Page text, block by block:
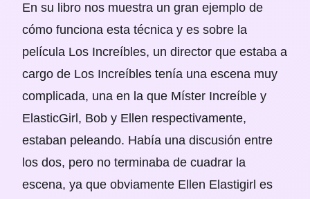
En su libro nos muestra un gran ejemplo de
cómo funciona esta técnica y es sobre la
película Los Increíbles, un director que estaba a
cargo de Los Increíbles tenía una escena muy
complicada, una en la que Míster Increíble y
ElasticGirl, Bob y Ellen respectivamente,
estaban peleando. Había una discusión entre
los dos, pero no terminaba de cuadrar la
escena, ya que obviamente Ellen Elastigirl es